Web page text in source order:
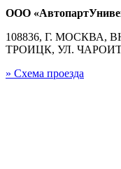
ООО
108836, Г. МОСКВА,
ТРОИЦК, УЛ.
» Схема проезда